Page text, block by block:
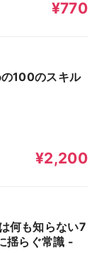
¥770
100のスキル
¥2,200
何も知らない7
揺らぐ常識 -